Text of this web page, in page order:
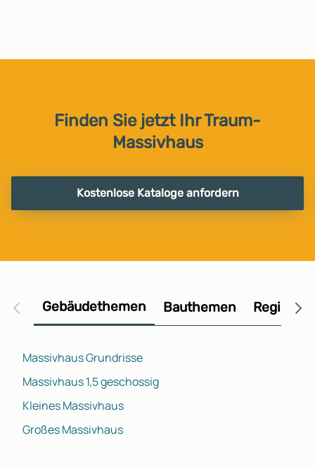
Finden Sie jetzt Ihr Traum-
Massivhaus
Kostenlose Kataloge anfordern
Gebäudethemen Bauthemen
Massivhaus Grundrisse
Massivhaus 1,5 geschossig
Kleines Massivhaus
Großes Massivhaus